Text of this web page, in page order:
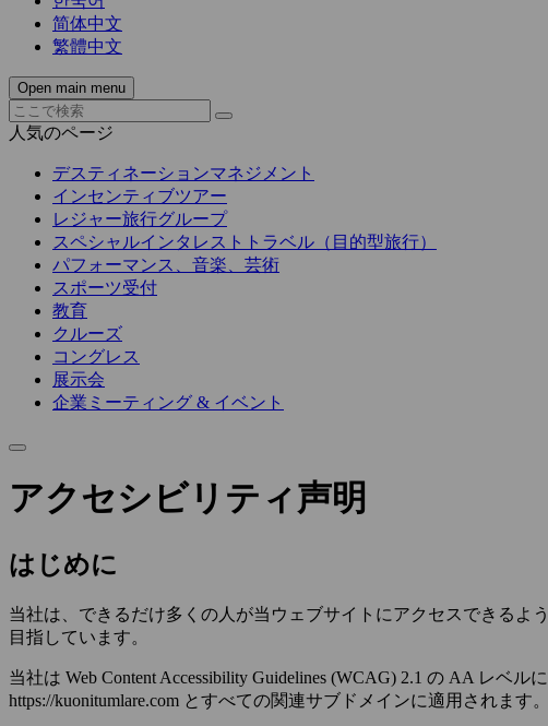
简体中文
繁體中文
Open main menu
人気のページ
デスティネーションマネジメント
インセンティブツアー
レジャー旅行グループ
スペシャルインタレストトラベル（目的型旅行）
パフォーマンス、音楽、芸術
スポーツ受付
教育
クルーズ
コングレス
展示会
企業ミーティング & イベント
アクセシビリティ声明
はじめに
当社は、できるだけ多くの人が当ウェブサイトにアクセスできる
目指しています。
当社は Web Content Accessibility Guidelines (WCAG) 2.1 の AA レ
https://kuonitumlare.com とすべての関連サブドメインに適用されます。